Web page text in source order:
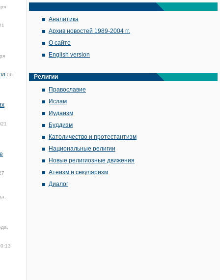
06
Аналитика
Архив новостей 1989-2004 гг.
О сайте
English version
Религии
Православие
Ислам
Иудаизм
Буддизм
Католичество и протестантизм
Национальные религии
Новые религиозные движения
Атеизм и секуляризм
Диалог